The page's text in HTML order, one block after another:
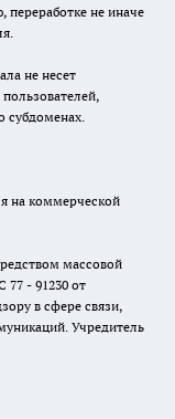
переработке не иначе
не несет
субдоменах.
на коммерческой
массовой
- 91230 от
в сфере связи,
Учредитель